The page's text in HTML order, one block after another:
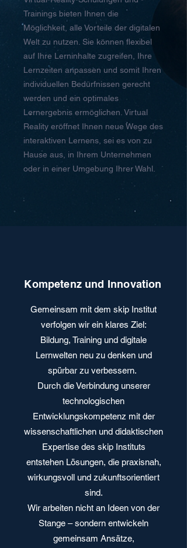
Trainings bieten Ihnen die
Möglichkeit, alle Vorteile der digitalen
Welt zu nutzen. Sie können flexibel
auf Ihre Lerninhalte zugreifen, Ihre
Lernzeiten anpassen und somit Ihren
individuellen Bedürfnissen gerecht
werden und ein optimales
Lernergebnis ermöglichen. Virtual
Reality eröffnet Ihnen neue Wege des
interaktiven Lernens, sei es von zu
Hause aus, in Ihrem Unternehmen
oder in einer Umgebung Ihrer Wahl.
Gemeinsam mit dem skip Institut
verfolgen wir ein klares Ziel:
Bildung, Training und digitale
Lernwelten neu zu denken und
spürbar zu verbessern.
Durch die Verbindung unserer
technologischen
Entwicklungskompetenz mit der
wissenschaftlichen und didaktischen
Expertise des skip Instituts
entstehen Lösungen, die praxisnah,
wirkungsvoll und zukunftsorientiert
sind.
Wir arbeiten nicht an Ideen von der
Stange – sondern entwickeln
gemeinsam Ansätze,
Kompetenz und Innovation